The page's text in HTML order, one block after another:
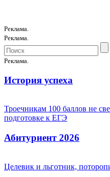
Реклама.
Реклама.
Реклама.
История успеха
Троечникам 100 баллов не
подготовке к ЕГЭ
Абитуриент 2026
Целевик и льготник,